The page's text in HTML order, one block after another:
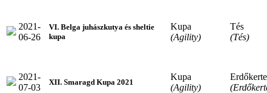
2021-
06-26
VI. Belga juhászkutya és sheltie
kupa
Kupa
(Agility)
Tés
(Tés)
2021-
07-03
XII. Smaragd Kupa 2021
Kupa
(Agility)